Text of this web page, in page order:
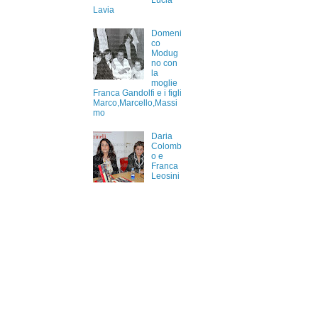
Lavia
Domeni
co
Modug
no con
la
moglie
Franca Gandolfi e i figli
Marco,Marcello,Massi
mo
Daria
Colomb
o e
Franca
Leosini